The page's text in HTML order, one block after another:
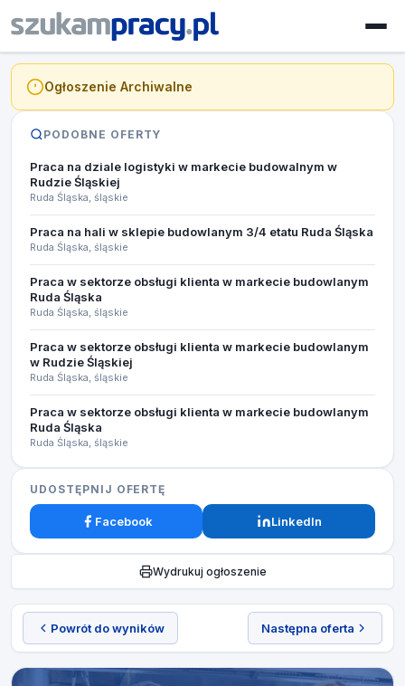
Powrót do wyników Następna oferta
Ogłoszenie Archiwalne
PODOBNE OFERTY
Praca na dziale logistyki w markecie budowalnym w
Rudzie Śląskiej
Ruda Śląska, śląskie
Praca na hali w sklepie budowlanym 3/4 etatu Ruda Śląska
Ruda Śląska, śląskie
Praca w sektorze obsługi klienta w markecie budowlanym
Ruda Śląska
Ruda Śląska, śląskie
Praca w sektorze obsługi klienta w markecie budowlanym
w Rudzie Śląskiej
Ruda Śląska, śląskie
Praca w sektorze obsługi klienta w markecie budowlanym
Ruda Śląska
Ruda Śląska, śląskie
UDOSTĘPNIJ OFERTĘ
Facebook LinkedIn
Wydrukuj ogłoszenie